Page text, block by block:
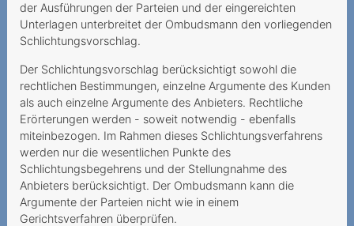
der Ausführungen der Parteien und der eingereichten
Unterlagen unterbreitet der Ombudsmann den vorliegenden
Schlichtungsvorschlag.
Der Schlichtungsvorschlag berücksichtigt sowohl die
rechtlichen Bestimmungen, einzelne Argumente des Kunden
als auch einzelne Argumente des Anbieters. Rechtliche
Erörterungen werden - soweit notwendig - ebenfalls
miteinbezogen. Im Rahmen dieses Schlichtungsverfahrens
werden nur die wesentlichen Punkte des
Schlichtungsbegehrens und der Stellungnahme des
Anbieters berücksichtigt. Der Ombudsmann kann die
Argumente der Parteien nicht wie in einem
Gerichtsverfahren überprüfen.
Keine einseitige
Vertragsänderung bei
Mindestvertragsdauer
Keine
Laufzeitübereinstimmung
Rabatt und
Mindestvertragdauer
Keine Aufklärung über
Widerrufsrecht
Widerrufsrecht beim